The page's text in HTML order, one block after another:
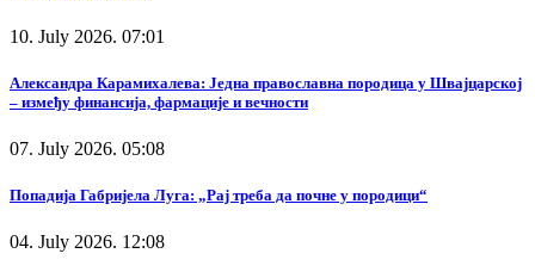
10. July 2026. 07:01
Александра Карамихалева: Једна православна породица у Швајцарској
– између финансија, фармације и вечности
07. July 2026. 05:08
Попадија Габријела Луга: „Рај треба да почне у породици“
04. July 2026. 12:08